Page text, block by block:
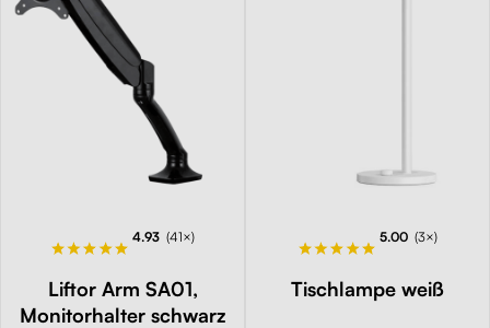
4.93 (41×)
Liftor Arm SA01,
Monitorhalter schwarz
5.00 (3×)
Tischlampe weiß